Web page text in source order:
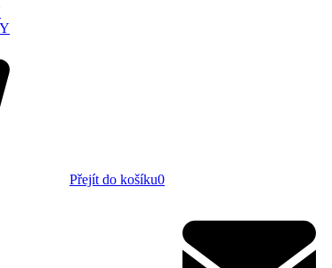
Přejít do košíku0